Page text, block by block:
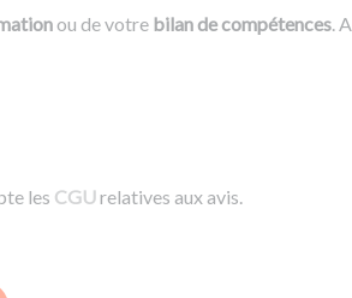
ou de votre bilan de compétences. A
les CGUrelatives aux avis.